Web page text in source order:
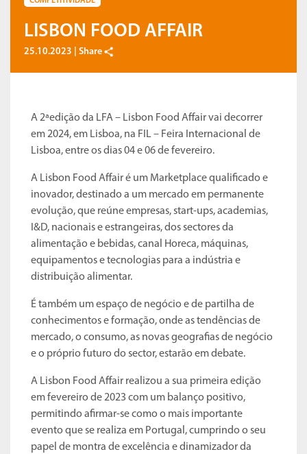
LISBON FOOD AFFAIR
25.10.2023 | Share
A 2ªedição da LFA – Lisbon Food Affair vai decorrer
em 2024, em Lisboa, na FIL – Feira Internacional de
Lisboa, entre os dias 04 e 06 de fevereiro.
A Lisbon Food Affair é um Marketplace qualificado e
inovador, destinado a um mercado em permanente
evolução, que reúne empresas, start-ups, academias,
I&D, nacionais e estrangeiras, dos sectores da
alimentação e bebidas, canal Horeca, máquinas,
equipamentos e tecnologias para a indústria e
distribuição alimentar.
É também um espaço de negócio e de partilha de
conhecimentos e formação, onde as tendências de
mercado, o consumo, as novas geografias de negócio
e o próprio futuro do sector, estarão em debate.
A Lisbon Food Affair realizou a sua primeira edição
em fevereiro de 2023 com um balanço positivo,
permitindo afirmar-se como o mais importante
evento que se realiza em Portugal, cumprindo o seu
papel de montra de excelência e dinamizador da